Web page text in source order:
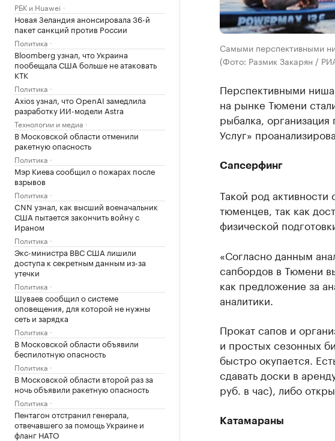
РБК и Huawei
Новая Зеландия анонсировала 36-й
пакет санкций против России
Политика
Bloomberg узнал, что Украина
пообещала США больше не атаковать
КТК
Политика
Axios узнал, что OpenAI замедлила
разработку ИИ-модели Astra
Технологии и медиа
В Московской области отменили
ракетную опасность
Политика
Мэр Киева сообщил о пожарах после
взрывов
Политика
CNN узнал, как высший военачальник
США пытается закончить войну с
Ираном
Политика
Экс-министра ВВС США лишили
доступа к секретным данным из-за
утечки
Политика
Шуваев сообщил о системе
оповещения, для которой не нужны
сеть и зарядка
Политика
В Московской области объявили
беспилотную опасность
Политика
В Московской области второй раз за
ночь объявили ракетную опасность
Политика
Пентагон отстранил генерала,
отвечавшего за помощь Украине и
фланг НАТО
Самыми перспективными
(Фото: Размик Закарян /
Перспективными
на рынке Тюмени
рыбалка,
Услуг»
Сапсерфинг
Такой род
тюменцев, так как
физической
«Согласно данным
сапбордов в Тюмени
как предложение за
аналитики.
Прокат сапов и
и простых сезонных
быстро окупается.
сдавать доски в
руб. в час), либо
Катамараны